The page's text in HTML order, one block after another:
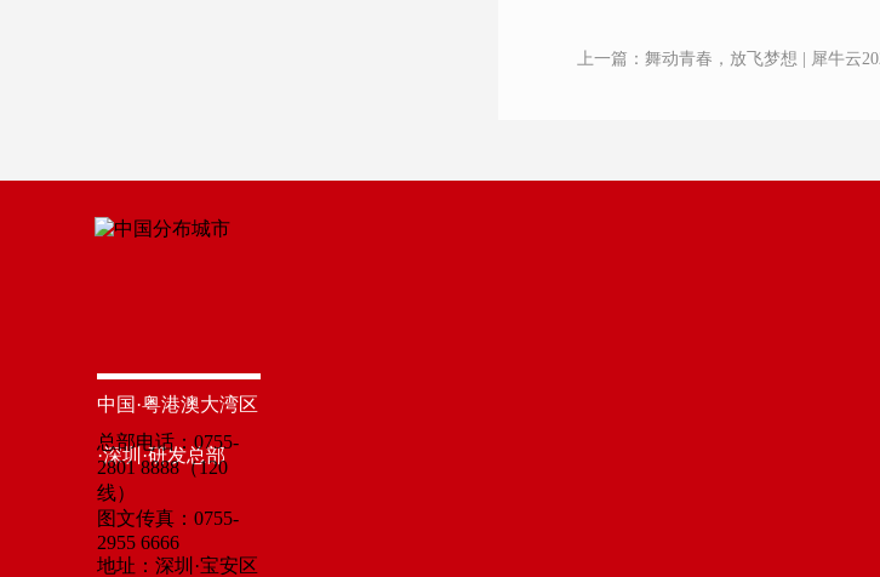
上一篇： 舞动青春，放飞梦想 | 犀牛云
中国·粤港澳大湾区
·深圳·研发总部
总部电话：0755-
2801 8888（120
线）
图文传真：0755-
2955 6666
地址：深圳·宝安区